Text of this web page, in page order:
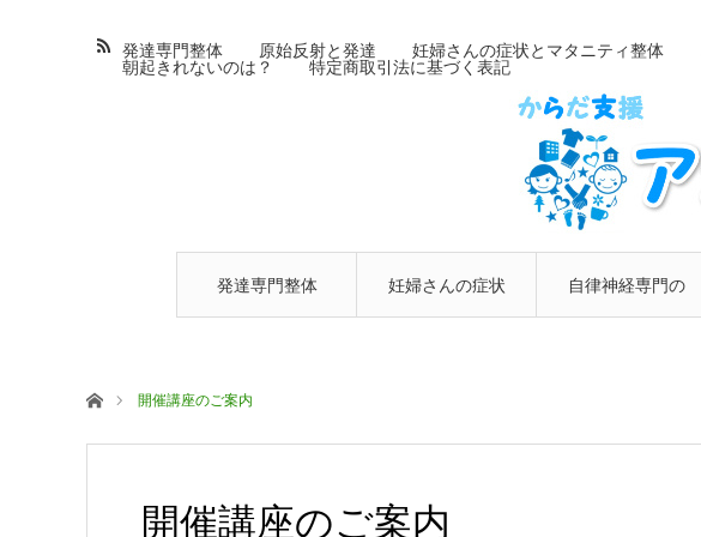
発達専門整体 妊婦さんの症状 自律神経専門の
発達専門整体 原始反射と発達 妊婦さんの症状とマタニティ整体
朝起きれないのは？
特定商取引法に基づく表記
ホーム開催講座のご案内
開催講座のご案内